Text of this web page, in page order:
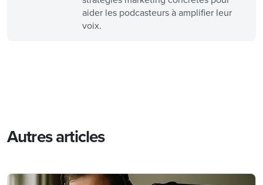
aider les podcasteurs à amplifier leur
voix.
Autres articles